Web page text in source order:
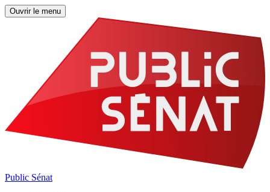
Ouvrir le menu
Public Sénat